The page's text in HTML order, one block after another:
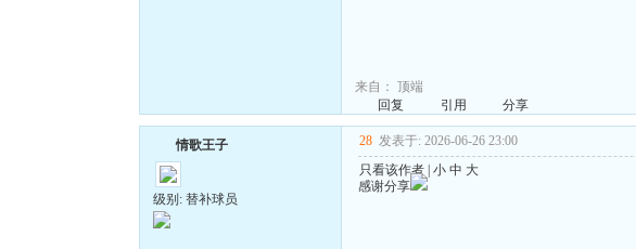
来自： 顶端
回复
引用 分享
情歌王子
级别: 替补球员
28 发表于: 2026-06-26 23:00
只看该作者| 小 中 大
感谢分享